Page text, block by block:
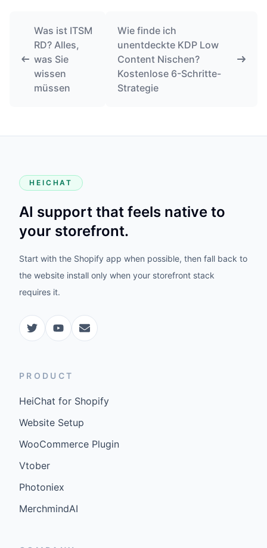
Was ist ITSM
RD? Alles,
was Sie
wissen
müssen
Wie finde ich
unentdeckte KDP Low
Content Nischen?
Kostenlose 6-Schritte-
Strategie
HEICHAT
AI support that feels native to
your storefront.
Start with the Shopify app when possible, then fall back to
the website install only when your storefront stack
requires it.
PRODUCT
HeiChat for Shopify
Website Setup
WooCommerce Plugin
Vtober
Photoniex
MerchmindAI